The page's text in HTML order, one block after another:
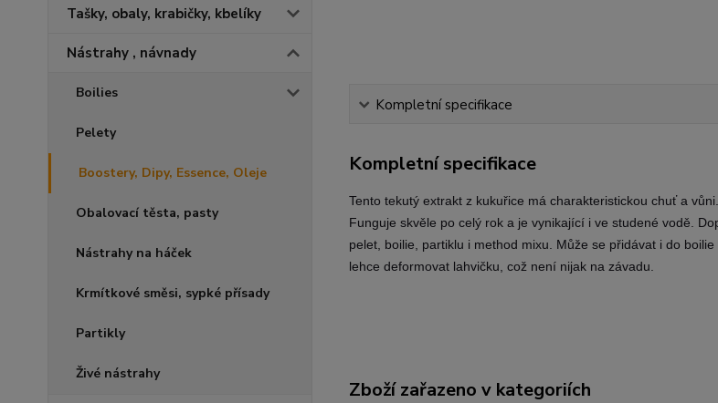
Tašky, obaly, krabičky, kbelíky
Nástrahy , návnady
Boilies
Pelety
Boostery, Dipy, Essence, Oleje
Obalovací těsta, pasty
Nástrahy na háček
Krmítkové směsi, sypké přísady
Partikly
Živé nástrahy
Kompletní specifikace
Kompletní specifikace
Tento tekutý extrakt z kukuřice má charakteristickou chuť a
Funguje skvěle po celý rok a je vynikající i ve studené vodě.
pelet, boilie, partiklu i method mixu. Může se přidávat i do
lehce deformovat lahvičku, což není nijak na závadu.
Zboží zařazeno v kategoriích